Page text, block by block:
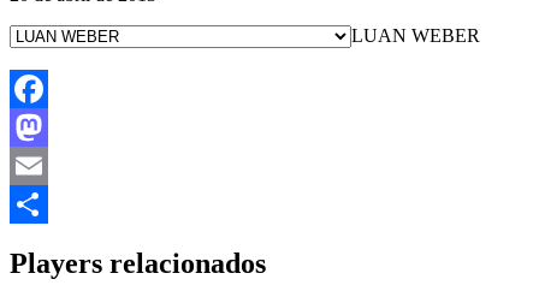
LUAN WEBER
Facebook
Mastodon
Email
Players relacionados